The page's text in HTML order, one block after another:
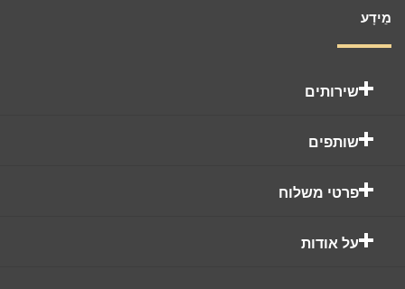
מֵידָע
שירותים
שותפים
פרטי משלוח
על אודות